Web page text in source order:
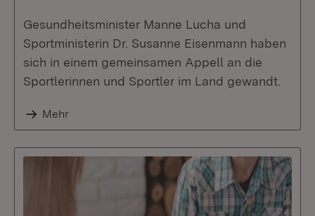
Gesundheitsminister Manne Lucha und
Sportministerin Dr. Susanne Eisenmann haben
sich in einem gemeinsamen Appell an die
Sportlerinnen und Sportler im Land gewandt.
Mehr